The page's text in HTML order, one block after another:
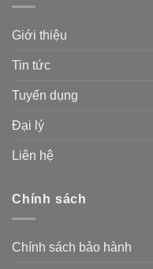
Giới thiệu
Tin tức
Tuyển dụng
Đại lý
Liên hệ
Chính sách
Chính sách bảo hành